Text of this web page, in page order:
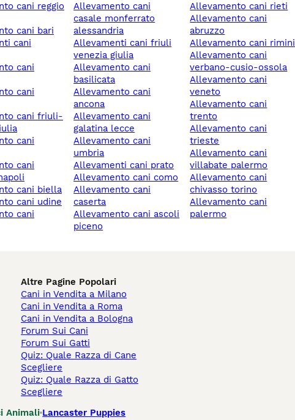
cani bari
cani biella
cani udine
allevamento cani
casale monferrato
alessandria
allevamenti cani friuli
venezia giulia
allevamento cani
basilicata
allevamento cani
ancona
allevamento cani
galatina lecce
allevamento cani
umbria
allevamenti cani prato
allevamento cani como
allevamento cani
caserta
allevamento cani ascoli
piceno
allevamento cani rieti
allevamento cani
abruzzo
allevamento cani rimini
allevamento cani
verbano-cusio-ossola
allevamento cani
veneto
allevamento cani
trento
allevamento cani
trieste
allevamento cani
villabate palermo
allevamento cani
chivasso torino
allevamento cani
palermo
Altre Pagine Popolari
Cani in Vendita a Milano
Cani in Vendita a Roma
Cani in Vendita a Bologna
Forum Sui Cani
Forum Sui Gatti
Quiz: Quale Razza di Cane
Scegliere
Quiz: Quale Razza di Gatto
Scegliere
Animali Lancaster Puppies